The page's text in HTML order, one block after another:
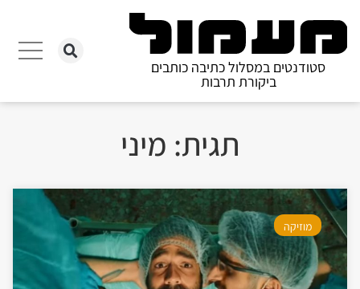
סטודנטים במסלול כתיבה כותבים
ביקורת תרבות
תגית: מיני
מוזיקה